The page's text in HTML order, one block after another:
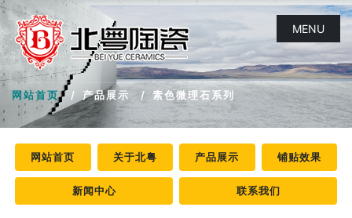
MENU
网站首页 产品展示 素色微理石系列
网站首页 关于北粤 产品展示 铺贴效果
新闻中心 联系我们